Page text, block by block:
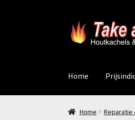
Ga
door
Ga
naar
Home
Home Reparatie